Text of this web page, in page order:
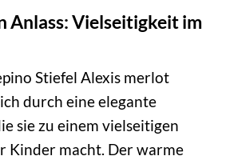
Anlass: Vielseitigkeit im
Stiefel Alexis merlot
durch eine elegante
sie zu einem vielseitigen
Kinder macht. Der warme